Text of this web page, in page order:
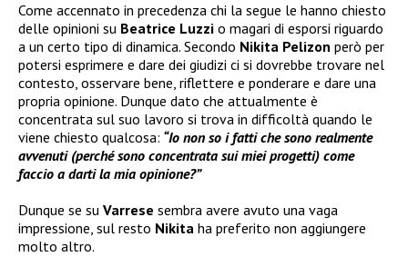
Come accennato in precedenza chi la segue le hanno chiesto
delle opinioni su Beatrice Luzzi o magari di esporsi riguardo
a un certo tipo di dinamica. Secondo Nikita Pelizon però per
potersi esprimere e dare dei giudizi ci si dovrebbe trovare nel
contesto, osservare bene, riflettere e ponderare e dare una
propria opinione. Dunque dato che attualmente è
concentrata sul suo lavoro si trova in difficoltà quando le
viene chiesto qualcosa: “Io non so i fatti che sono realmente
avvenuti (perché sono concentrata sui miei progetti) come
faccio a darti la mia opinione?”
Dunque se su Varrese sembra avere avuto una vaga
impressione, sul resto Nikita ha preferito non aggiungere
molto altro.